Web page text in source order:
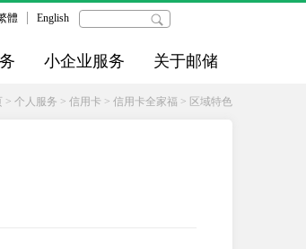
體 English
小企业服务 关于邮储
> 个人服务 > 信用卡 > 信用卡全家福 > 区域特色